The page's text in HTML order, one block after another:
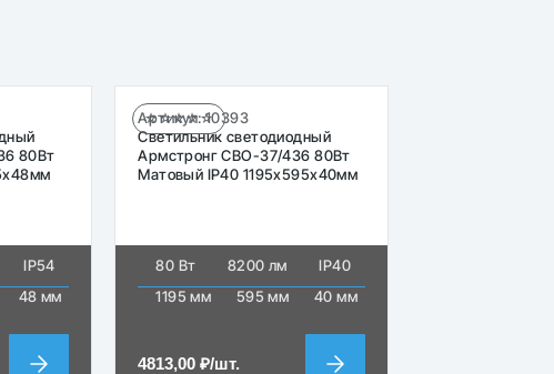
80Вт
IP54
48 мм
☆☆☆☆☆
Артикул:10393
Светильник светодиодный
Армстронг СВО-37/436 80Вт
Матовый IP40 1195х595х40мм
80 Вт 8200 лм
IP40
1195 мм
595 мм 40 мм
4813,00₽/шт.